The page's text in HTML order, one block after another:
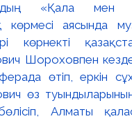
«Қала мен
көрмесі аясында
көрнекті
Шороховпен
өтіп, еркін
өз
Алматы